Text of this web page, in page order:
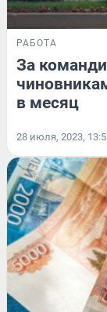
РАБОТА
За
в месяц
28 июля, 2023,